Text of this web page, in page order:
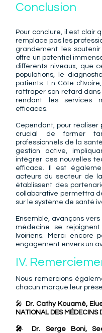
Conclusion
Pour conclure, il est clair
remplace pas les
grandement les
offre un potentiel
différents niveaux, que
populations, le
patients. En Côte
rattraper son retard
rendant les services
efficaces.
Cependant, pour
crucial de former
professionnels de la
gestion active,
intégrer ces nouvelles
efficace. Il est
acteurs du secteur de
établissent des
collaborative permettra
sur le système de santé
Ensemble, avançons
médecine se
Ivoiriens. Merci encore
engagement envers un
IV.
Nous remercions
chacun marqué leur
🎤 Dr. Cathy Kouamé,
NATIONAL DES MÉDECINS
🎤 Dr. Serge Boni,